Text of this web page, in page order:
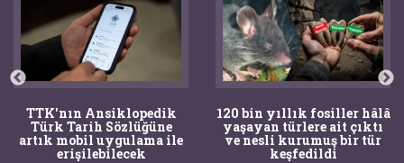
TTK'nın Ansiklopedik
Türk Tarih Sözlüğüne
artık mobil uygulama ile
erişilebilecek
120 bin yıllık fosiller hâlâ
yaşayan türlere ait çıktı
ve nesli kurumuş bir tür
keşfedildi